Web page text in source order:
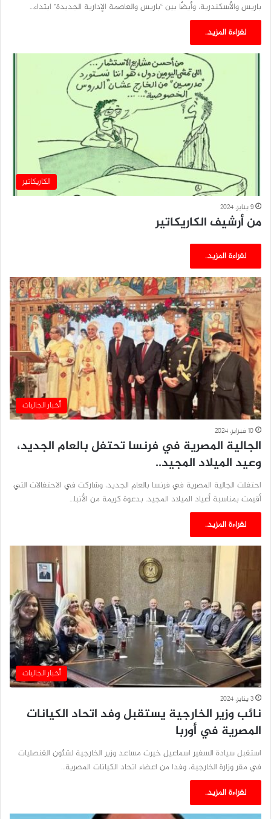
باريس والأسكندرية، وأيضًا بين “باريس والعاصمة الإدارية الجديدة” ابتداء…
لقراءة المزيد..
الكاريكاتير
9 يناير، 2024
من أرشيف الكاريكاتير
لقراءة المزيد..
أخبار الجاليات
10 فبراير، 2024
الجالية المصرية في فرنسا تحتفل بالعام الجديد،
وعيد الميلاد المجيد..
احتفلت الجالية المصرية في فرنسا بالعام الجديد، وشاركت في الاحتفالات التي
أقيمت بمناسبة أعياد الميلاد المجيد. بدعوة كريمة من الأنبا…
لقراءة المزيد..
أخبار الجاليات
3 يناير، 2024
نائب وزير الخارجية يستقبل وفد اتحاد الكيانات
المصرية في أوربا
استقبل سيادة السفير اسماعيل خيرت مساعد وزير الخارجية لشئون القنصليات
في مقر وزارة الخارجية، وفدا من اعضاء اتحاد الكيانات المصرية…
لقراءة المزيد..